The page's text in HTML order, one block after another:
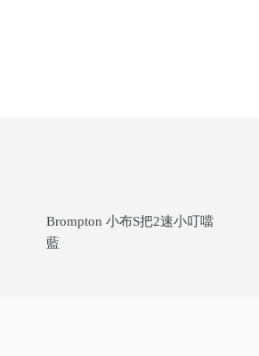
Brompton 小布S把2速小叮噹
藍